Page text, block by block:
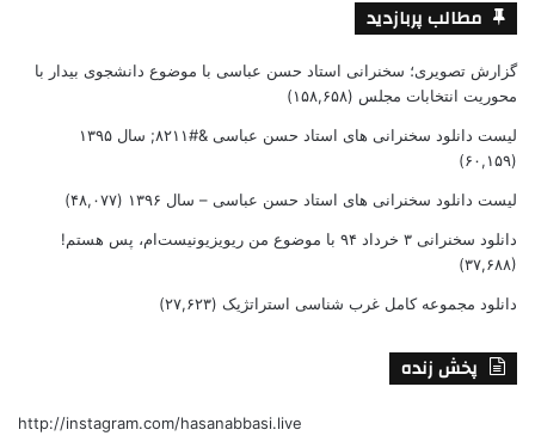
مطالب پربازدید
گزارش تصویری؛ سخنرانی استاد حسن عباسی با موضوع دانشجوی بیدار با
محوریت انتخابات مجلس (۱۵۸,۶۵۸)
لیست دانلود سخنرانی های استاد حسن عباسی &#۸۲۱۱; سال ۱۳۹۵
(۶۰,۱۵۹)
لیست دانلود سخنرانی های استاد حسن عباسی – سال ۱۳۹۶ (۴۸,۰۷۷)
دانلود سخنرانی ۳ خرداد ۹۴ با موضوع من ریویزیونیست‌ام، پس هستم!
(۳۷,۶۸۸)
دانلود مجموعه کامل غرب شناسی استراتژیک (۲۷,۶۲۳)
پخش زنده
http://instagram.com/hasanabbasi.live